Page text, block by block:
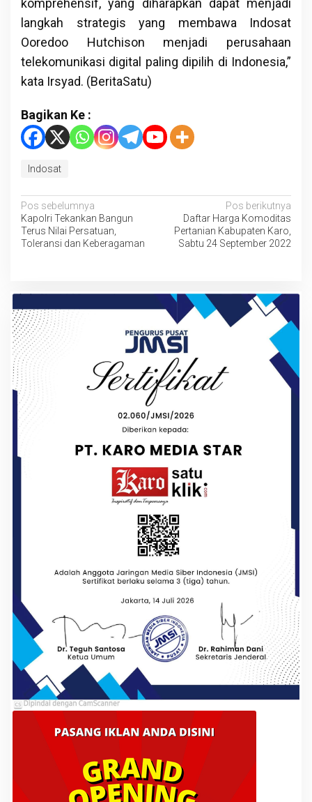
komprehensif, yang diharapkan dapat menjadi
langkah strategis yang membawa Indosat
Ooredoo Hutchison menjadi perusahaan
telekomunikasi digital paling dipilih di Indonesia,”
kata Irsyad. (BeritaSatu)
Bagikan Ke :
Indosat
Navigasi
pos
Pos sebelumnya
Kapolri Tekankan Bangun
Terus Nilai Persatuan,
Toleransi dan Keberagaman
Pos berikutnya
Daftar Harga Komoditas
Pertanian Kabupaten Karo,
Sabtu 24 September 2022